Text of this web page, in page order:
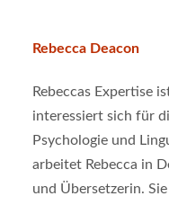
Rebecca Deacon
Rebeccas Expertise
interessiert sich für
Psychologie und
arbeitet Rebecca in
und Übersetzerin.